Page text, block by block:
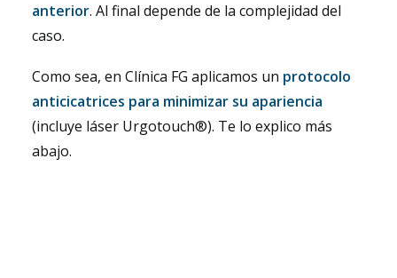
anterior. Al final depende de la complejidad del
caso.
Como sea, en Clínica FG aplicamos un protocolo
anticicatrices para minimizar su apariencia
(incluye láser Urgotouch®). Te lo explico más
abajo.